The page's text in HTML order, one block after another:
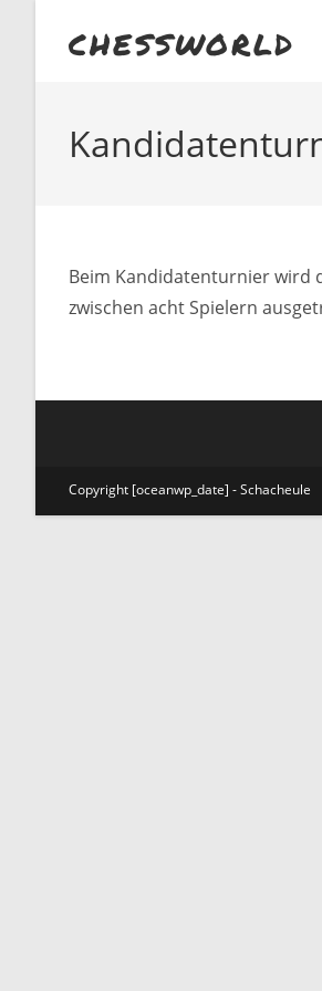
chessworld
Beim Kandidatenturnier wird
zwischen acht Spielern
Copyright [oceanwp_date] - Schacheule